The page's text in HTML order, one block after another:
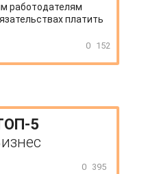
работодателям
платить
0 152
5
0 395